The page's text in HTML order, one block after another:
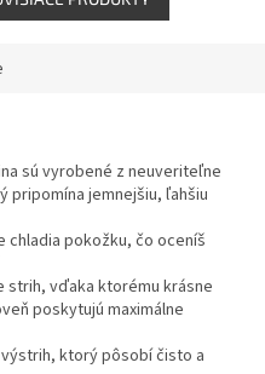
sú vyrobené z neuveriteľne
pripomína jemnejšiu, ľahšiu
chladia pokožku, čo oceníš
strih, vďaka ktorému krásne
poskytujú maximálne
ktorý pôsobí čisto a